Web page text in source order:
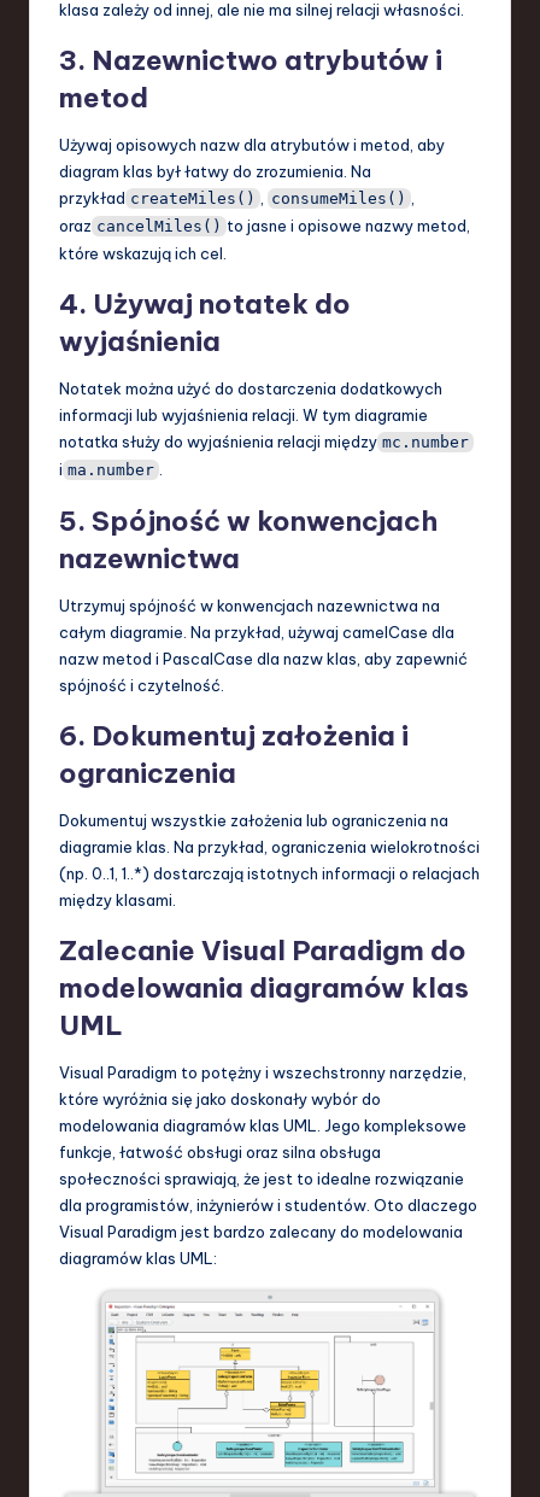
klasa zależy od innej, ale nie ma silnej relacji własności.
3. Nazewnictwo atrybutów i
metod
Używaj opisowych nazw dla atrybutów i metod, aby
diagram klas był łatwy do zrozumienia. Na
przykład createMiles() , consumeMiles()
oraz cancelMiles() to jasne i opisowe nazwy metod,
które wskazują ich cel.
4. Używaj notatek do
wyjaśnienia
Notatek można użyć do dostarczenia dodatkowych
informacji lub wyjaśnienia relacji. W tym diagramie
notatka służy do wyjaśnienia relacji między mc.number
i ma.number .
5. Spójność w konwencjach
nazewnictwa
Utrzymuj spójność w konwencjach nazewnictwa na
całym diagramie. Na przykład, używaj camelCase dla
nazw metod i PascalCase dla nazw klas, aby zapewnić
spójność i czytelność.
6. Dokumentuj założenia i
ograniczenia
Dokumentuj wszystkie założenia lub ograniczenia na
diagramie klas. Na przykład, ograniczenia wielokrotności
(np. 0..1, 1..*) dostarczają istotnych informacji o relacjach
między klasami.
Zalecanie Visual Paradigm do
modelowania diagramów klas
UML
Visual Paradigm to potężny i wszechstronny narzędzie,
które wyróżnia się jako doskonały wybór do
modelowania diagramów klas UML. Jego kompleksowe
funkcje, łatwość obsługi oraz silna obsługa
społeczności sprawiają, że jest to idealne rozwiązanie
dla programistów, inżynierów i studentów. Oto dlaczego
Visual Paradigm jest bardzo zalecany do modelowania
diagramów klas UML: